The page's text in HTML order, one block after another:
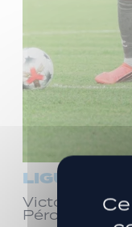
LIGUE 3
Victoire face
Péronnas (1-